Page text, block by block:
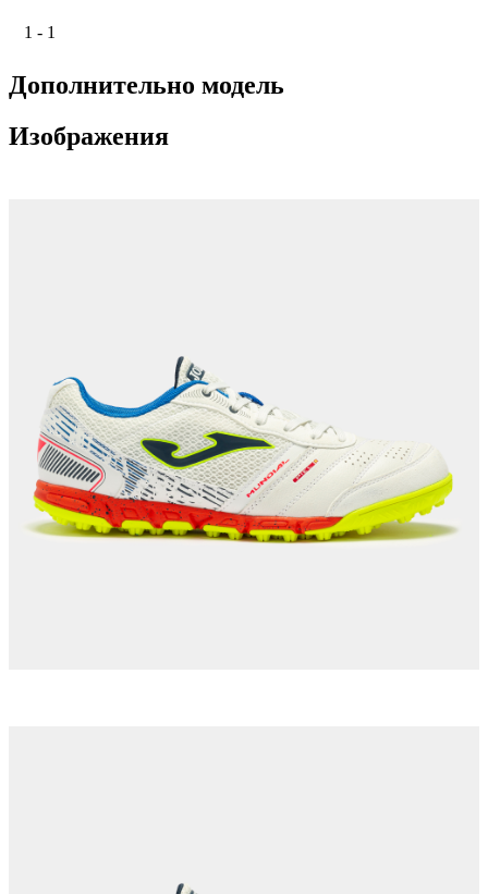
1 - 1
Дополнительно модель
Изображения